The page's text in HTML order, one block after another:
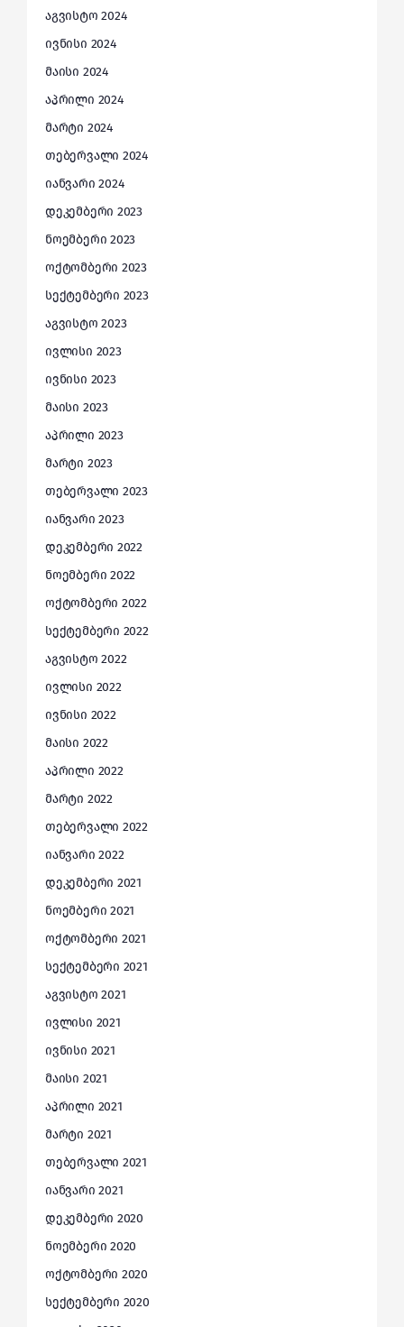
აგვისტო 2024
ივნისი 2024
მაისი 2024
აპრილი 2024
მარტი 2024
თებერვალი 2024
იანვარი 2024
დეკემბერი 2023
ნოემბერი 2023
ოქტომბერი 2023
სექტემბერი 2023
აგვისტო 2023
ივლისი 2023
ივნისი 2023
მაისი 2023
აპრილი 2023
მარტი 2023
თებერვალი 2023
იანვარი 2023
დეკემბერი 2022
ნოემბერი 2022
ოქტომბერი 2022
სექტემბერი 2022
აგვისტო 2022
ივლისი 2022
ივნისი 2022
მაისი 2022
აპრილი 2022
მარტი 2022
თებერვალი 2022
იანვარი 2022
დეკემბერი 2021
ნოემბერი 2021
ოქტომბერი 2021
სექტემბერი 2021
აგვისტო 2021
ივლისი 2021
ივნისი 2021
მაისი 2021
აპრილი 2021
მარტი 2021
თებერვალი 2021
იანვარი 2021
დეკემბერი 2020
ნოემბერი 2020
ოქტომბერი 2020
სექტემბერი 2020